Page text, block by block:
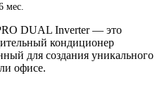
мес.
DUAL Inverter — это
кондиционер
для создания уникального
офисе.